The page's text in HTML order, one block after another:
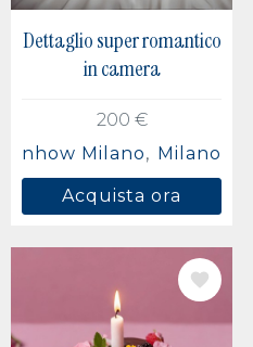
Dettaglio super romantico
in camera
200 €
nhow Milano
Milano
Acquista ora
IMMAGINE